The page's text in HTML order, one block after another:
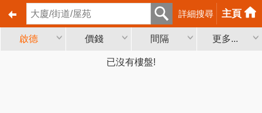
詳細搜尋 主頁
啟德 價錢 間隔 更多...
已沒有樓盤!